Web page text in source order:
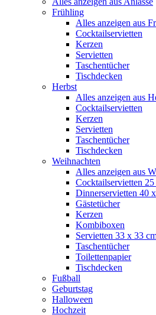
Frühling
Alles anzeigen aus
Cocktailservietten
Kerzen
Servietten
Taschentücher
Tischdecken
Herbst
Alles anzeigen aus
Cocktailservietten
Kerzen
Servietten
Taschentücher
Tischdecken
Weihnachten
Alles anzeigen aus
Cocktailservietten
Dinnerservietten 40
Gästetücher
Kerzen
Kombiboxen
Servietten 33 x 33
Taschentücher
Toilettenpapier
Tischdecken
Fußball
Geburtstag
Halloween
Hochzeit